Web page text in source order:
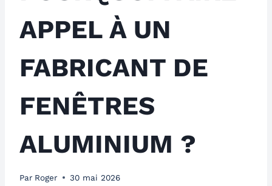
APPEL À UN
FABRICANT DE
FENÊTRES
ALUMINIUM ?
Par Roger 30 mai 2026